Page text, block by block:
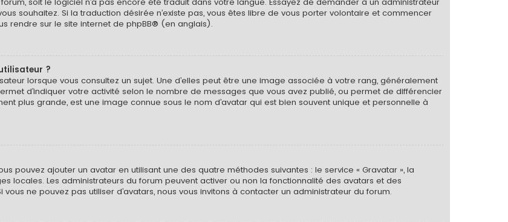
soit le logiciel n’a pas encore été traduit dans votre langue. Essayez de demander à un administrateur
souhaitez. Si la traduction désirée n’existe pas, vous êtes libre de vous porter volontaire et commencer
rendre sur le site internet de phpBB® (en anglais).
?
lorsque vous consultez un sujet. Une d’elles peut être une image associée à votre rang, généralement
d’indiquer votre activité selon le nombre de messages que vous avez publié, ou permet de différencier
plus grande, est une image connue sous le nom d’avatar qui est bien souvent unique et personnelle à
pouvez ajouter un avatar en utilisant une des quatre méthodes suivantes : le service « Gravatar », la
locales. Les administrateurs du forum peuvent activer ou non la fonctionnalité des avatars et des
ne pouvez pas utiliser d’avatars, nous vous invitons à contacter un administrateur du forum.